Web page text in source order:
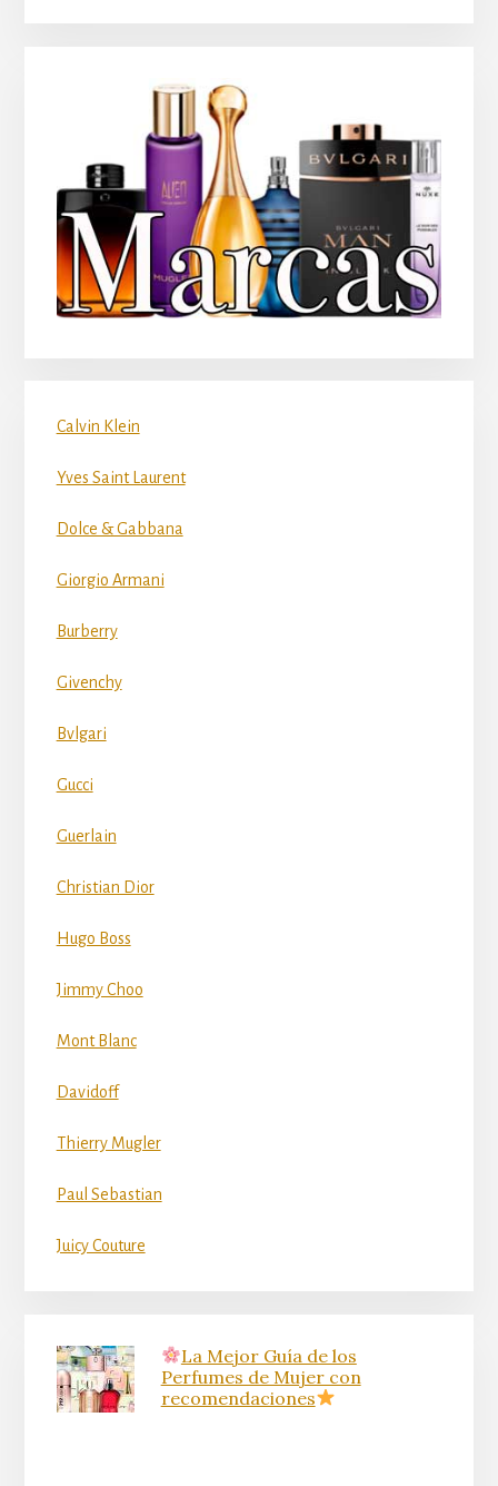
Calvin Klein
Yves Saint Laurent
Dolce & Gabbana
Giorgio Armani
Burberry
Givenchy
Bvlgari
Gucci
Guerlain
Christian Dior
Hugo Boss
Jimmy Choo
Mont Blanc
Davidoff
Thierry Mugler
Paul Sebastian
Juicy Couture
La Mejor Guía de los
Perfumes de Mujer con
recomendaciones